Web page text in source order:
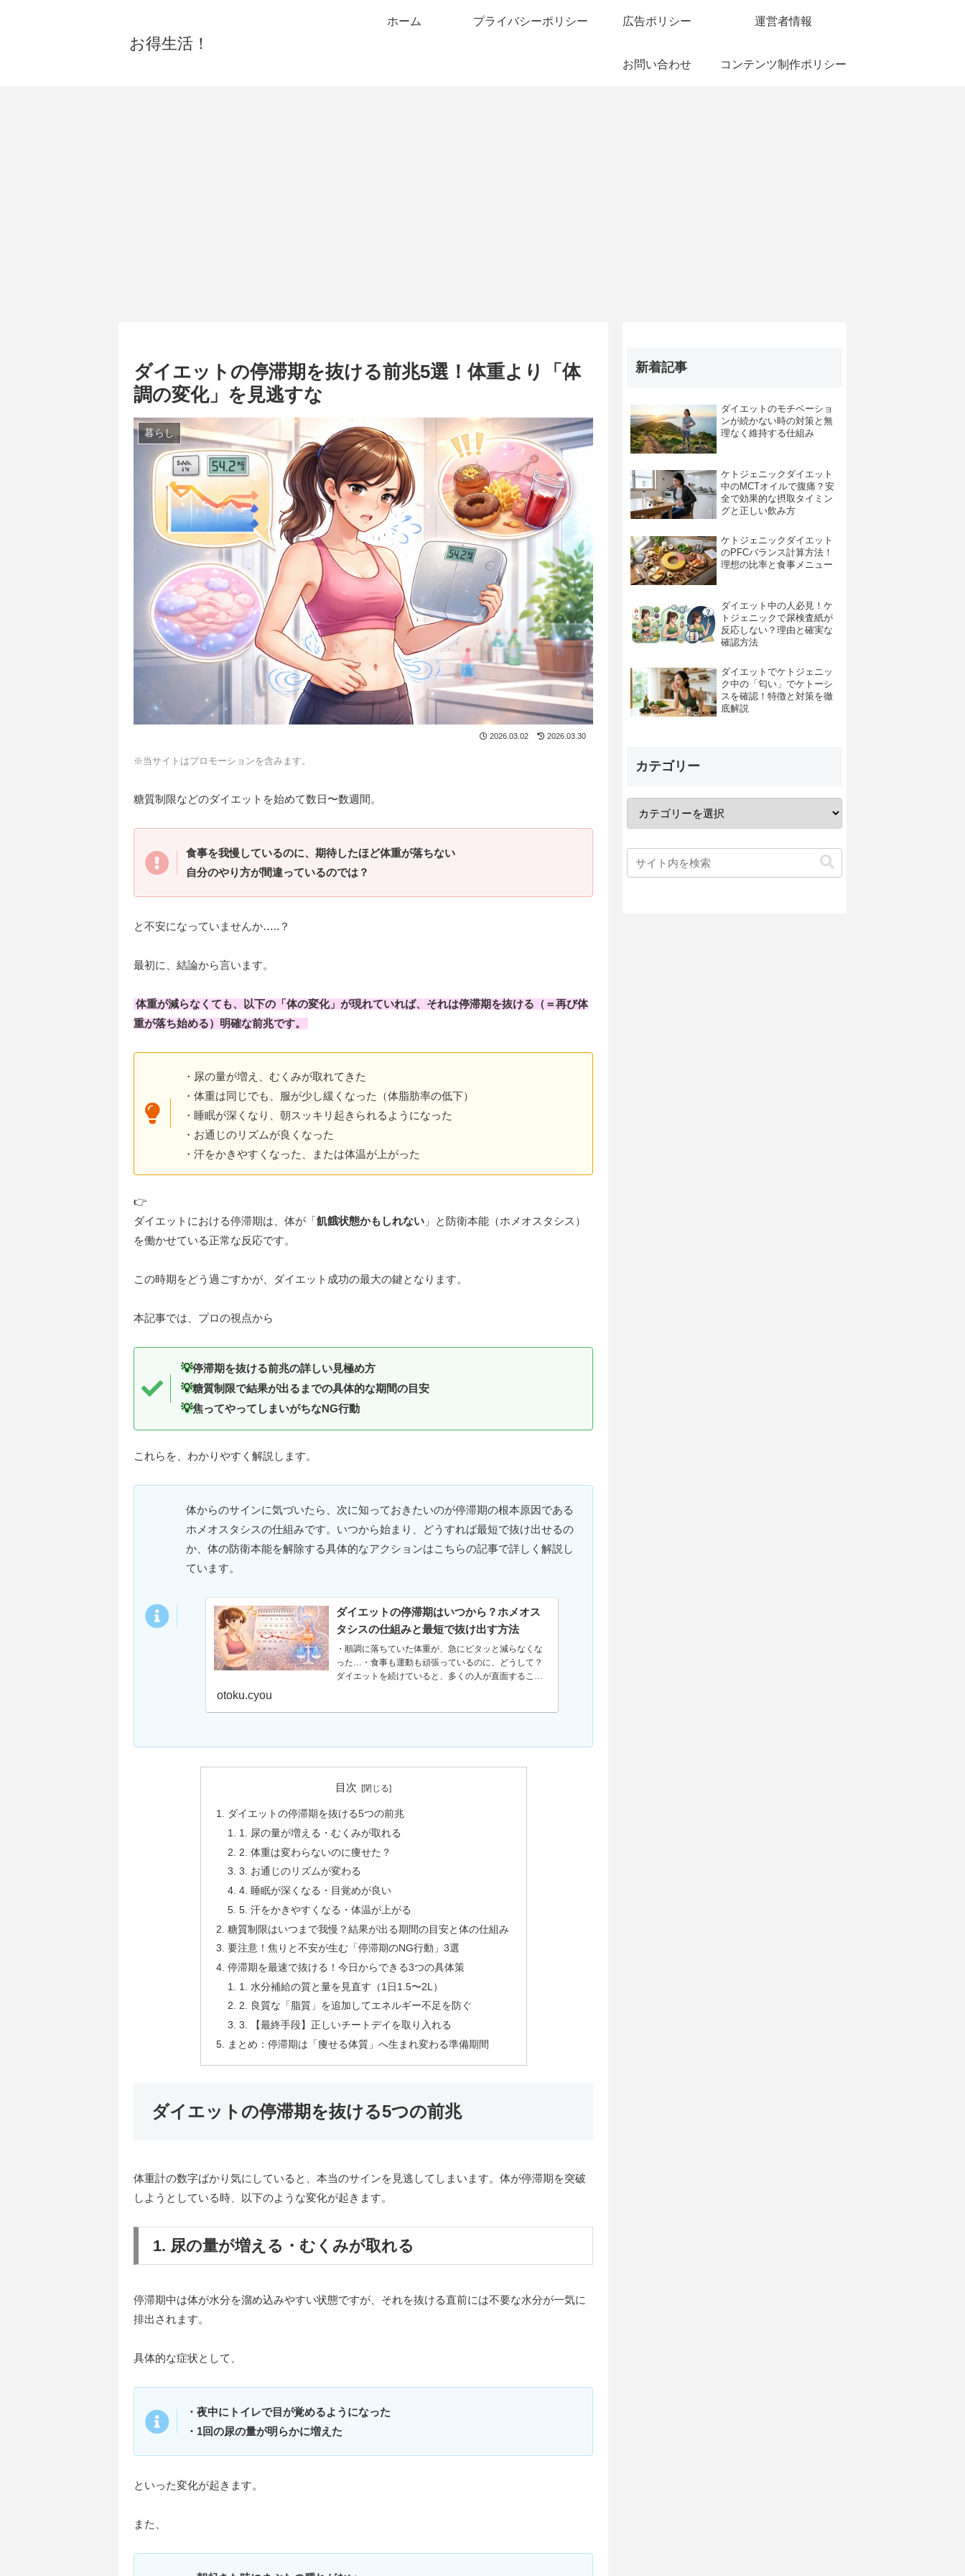
お得生活！
ホーム プライバシーポリシー 広告ポリシー 運営者情報
お問い合わせ コンテンツ制作ポリシー
ダイエットの停滞期を抜ける前兆5選！体重より「体
調の変化」を見逃すな
暮らし
2026.03.02 2026.03.30
※当サイトはプロモーションを含みます。
糖質制限などのダイエットを始めて数日〜数週間。
食事を我慢しているのに、期待したほど体重が落ちない
自分のやり方が間違っているのでは？
と不安になっていませんか…..？
最初に、結論から言います。
体重が減らなくても、以下の「体の変化」が現れていれば、それは停滞期を抜ける（＝再び体
重が落ち始める）明確な前兆です。
・尿の量が増え、むくみが取れてきた
・体重は同じでも、服が少し緩くなった（体脂肪率の低下）
・睡眠が深くなり、朝スッキリ起きられるようになった
・お通じのリズムが良くなった
・汗をかきやすくなった、または体温が上がった
👉
ダイエットにおける停滞期は、体が「飢餓状態かもしれない 」と防衛本能（ホメオスタシス）
を働かせている正常な反応です。
この時期をどう過ごすかが、ダイエット成功の最大の鍵となります。
本記事では、プロの視点から
💡停滞期を抜ける前兆の詳しい見極め方
💡糖質制限で結果が出るまでの具体的な期間の目安
💡焦ってやってしまいがちなNG行動
これらを、わかりやすく解説します。
体からのサインに気づいたら、次に知っておきたいのが停滞期の根本原因である
ホメオスタシスの仕組みです。いつから始まり、どうすれば最短で抜け出せるの
か、体の防衛本能を解除する具体的なアクションはこちらの記事で詳しく解説し
ています。
ダイエットの停滞期はいつから？ホメオス
タシスの仕組みと最短で抜け出す方法
・順調に落ちていた体重が、急にピタッと減らなくな
った…・食事も運動も頑張っているのに、どうして？
ダイエットを続けていると、多くの人が直面するこの
otoku.cyou
目次
ダイエットの停滞期を抜ける5つの前兆
1. 尿の量が増える・むくみが取れる
2. 体重は変わらないのに痩せた？
3. お通じのリズムが変わる
4. 睡眠が深くなる・目覚めが良い
5. 汗をかきやすくなる・体温が上がる
糖質制限はいつまで我慢？結果が出る期間の目安と体の仕組み
要注意！焦りと不安が生む「停滞期のNG行動」3選
停滞期を最速で抜ける！今日からできる3つの具体策
1. 水分補給の質と量を見直す（1日1.5〜2L）
2. 良質な「脂質」を追加してエネルギー不足を防ぐ
3. 【最終手段】正しいチートデイを取り入れる
まとめ：停滞期は「痩せる体質」へ生まれ変わる準備期間
ダイエットの停滞期を抜ける5つの前兆
体重計の数字ばかり気にしていると、本当のサインを見逃してしまいます。体が停滞期を突破
しようとしている時、以下のような変化が起きます。
1. 尿の量が増える・むくみが取れる
停滞期中は体が水分を溜め込みやすい状態ですが、それを抜ける直前には不要な水分が一気に
排出されます。
具体的な症状として、
・夜中にトイレで目が覚めるようになった
・1回の尿の量が明らかに増えた
といった変化が起きます。
また、
新着記事
ダイエットのモチベーショ
ンが続かない時の対策と無
理なく維持する仕組み
ケトジェニックダイエット
中のMCTオイルで腹痛？安
全で効果的な摂取タイミン
グと正しい飲み方
ケトジェニックダイエット
のPFCバランス計算方法！
理想の比率と食事メニュー
ダイエット中の人必見！ケ
トジェニックで尿検査紙が
反応しない？理由と確実な
確認方法
ダイエットでケトジェニッ
ク中の「匂い」でケトーシ
スを確認！特徴と対策を徹
底解説
カテゴリー